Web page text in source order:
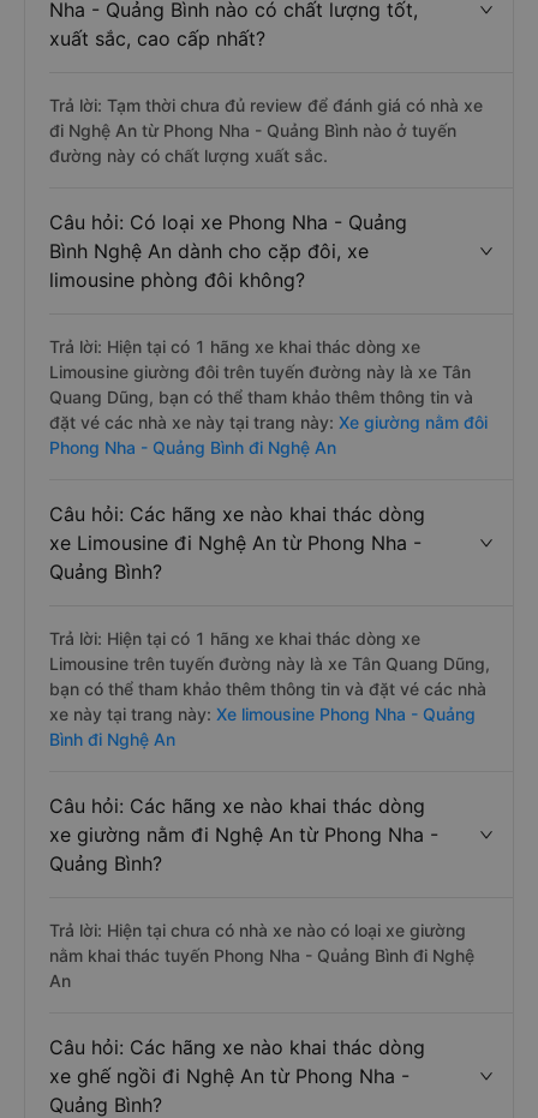
Nha - Quảng Bình nào có chất lượng tốt,
xuất sắc, cao cấp nhất?
Trả lời: Tạm thời chưa đủ review để đánh giá có nhà xe
đi Nghệ An từ Phong Nha - Quảng Bình nào ở tuyến
đường này có chất lượng xuất sắc.
Câu hỏi: Có loại xe Phong Nha - Quảng
Bình Nghệ An dành cho cặp đôi, xe
limousine phòng đôi không?
Trả lời: Hiện tại có 1 hãng xe khai thác dòng xe
Limousine giường đôi trên tuyến đường này là xe Tân
Quang Dũng, bạn có thể tham khảo thêm thông tin và
đặt vé các nhà xe này tại trang này: Xe giường nằm đôi
Phong Nha - Quảng Bình đi Nghệ An
Câu hỏi: Các hãng xe nào khai thác dòng
xe Limousine đi Nghệ An từ Phong Nha -
Quảng Bình?
Trả lời: Hiện tại có 1 hãng xe khai thác dòng xe
Limousine trên tuyến đường này là xe Tân Quang Dũng,
bạn có thể tham khảo thêm thông tin và đặt vé các nhà
xe này tại trang này: Xe limousine Phong Nha - Quảng
Bình đi Nghệ An
Câu hỏi: Các hãng xe nào khai thác dòng
xe giường nằm đi Nghệ An từ Phong Nha -
Quảng Bình?
Trả lời: Hiện tại chưa có nhà xe nào có loại xe giường
nằm khai thác tuyến Phong Nha - Quảng Bình đi Nghệ
An
Câu hỏi: Các hãng xe nào khai thác dòng
xe ghế ngồi đi Nghệ An từ Phong Nha -
Quảng Bình?